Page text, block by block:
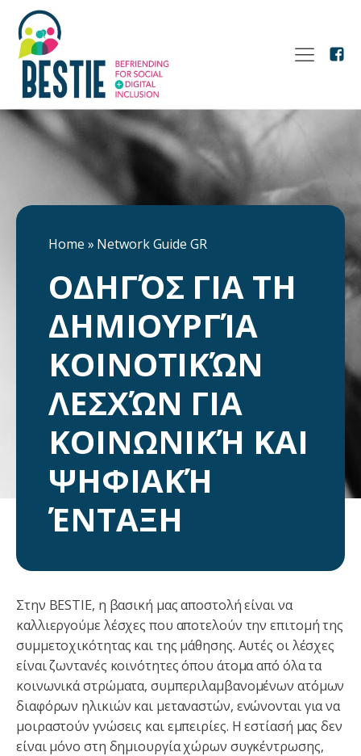
Home » Network Guide GR
ΟΔΗΓΌΣ ΓΙΑ ΤΗ
ΔΗΜΙΟΥΡΓΊΑ
ΚΟΙΝΟΤΙΚΏΝ
ΛΕΣΧΏΝ ΓΙΑ
ΚΟΙΝΩΝΙΚΉ ΚΑΙ
ΨΗΦΙΑΚΉ
ΈΝΤΑΞΗ
Στην BESTIE, η βασική μας αποστολή είναι να
καλλιεργούμε λέσχες που αποτελούν την επιτομή της
συμμετοχικότητας και της μάθησης. Αυτές οι λέσχες
είναι ζωντανές κοινότητες όπου άτομα από όλα τα
κοινωνικά στρώματα, συμπεριλαμβανομένων ατόμων
διαφόρων ηλικιών και μεταναστών, ενώνονται για να
μοιραστούν γνώσεις και εμπειρίες. Η εστίασή μας δεν
είναι μόνο στη δημιουργία χώρων συγκέντρωσης,